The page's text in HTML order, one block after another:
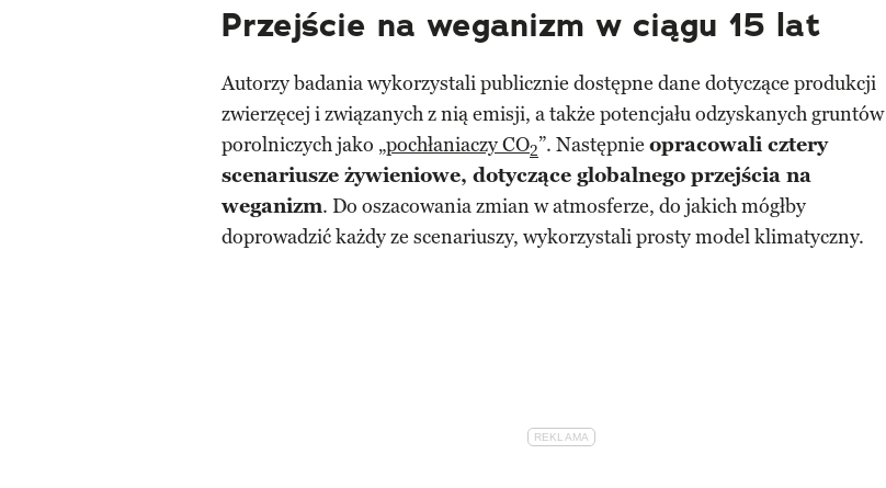
Przejście na weganizm w ciągu 15 lat
Autorzy badania wykorzystali publicznie dostępne dane dotyczące produkcji
zwierzęcej i związanych z nią emisji, a także potencjału odzyskanych gruntów
porolniczych jako „pochłaniaczy CO2”. Następnie opracowali cztery
scenariusze żywieniowe, dotyczące globalnego przejścia na
weganizm. Do oszacowania zmian w atmosferze, do jakich mógłby
doprowadzić każdy ze scenariuszy, wykorzystali prosty model klimatyczny.